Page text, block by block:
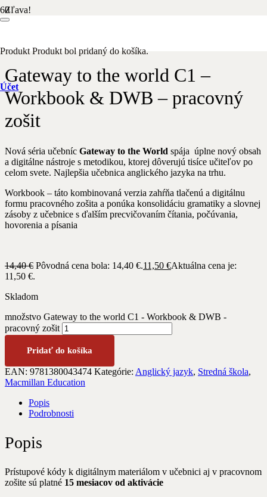
Produkt Produkt bol pridaný do košíka.
Účet
Zľava!
Gateway to the world C1 –
Workbook & DWB – pracovný
zošit
Nová séria učebníc Gateway to the World spája úplne nový obsah
a digitálne nástroje s metodikou, ktorej dôverujú tisíce učiteľov po
celom svete. Najlepšia učebnica anglického jazyka na trhu.
Workbook – táto kombinovaná verzia zahŕňa tlačenú a digitálnu
formu pracovného zošita a ponúka konsolidáciu gramatiky a slovnej
zásoby z učebnice s ďalším precvičovaním čítania, počúvania,
hovorenia a písania
14,40€ Pôvodná cena bola: 14,40 €.11,50 €Aktuálna cena je:
11,50 €.
Skladom
množstvo Gateway to the world C1 - Workbook & DWB -
pracovný zošit
Pridať do košíka
EAN: 9781380043474 Kategórie: Anglický jazyk, Stredná škola,
Macmillan Education
Popis
Podrobnosti
Popis
Prístupové kódy k digitálnym materiálom v učebnici aj v pracovnom
zošite sú platné 15 mesiacov od aktivácie